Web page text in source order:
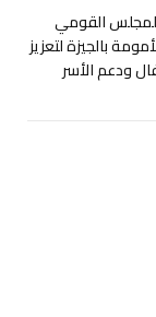
القومي
بالجيزة لتعزيز
ودعم الأسر